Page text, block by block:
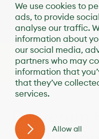
We use cookies to
ads, to provide
analyse our traffic.
information about
our social media,
partners who may
information that
that they’ve
services.
Allow all
Diaverum